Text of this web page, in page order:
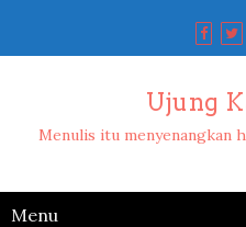
content
Ujung
Menulis itu menyenangkan
Menu